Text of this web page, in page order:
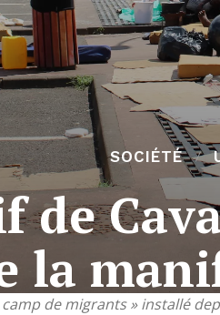
de migrants » installé
SOCIÉTÉ
de
la